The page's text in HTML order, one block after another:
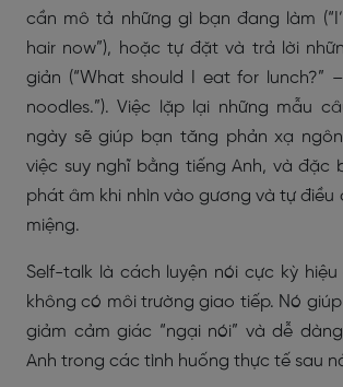
cần mô tả những gì bạn đang làm
hair now”), hoặc tự đặt và trả lời
giản (“What should I eat for lunch?”
noodles.”). Việc lặp lại những mẫu
ngày sẽ giúp bạn tăng phản xạ
việc suy nghĩ bằng tiếng Anh, và đặc
phát âm khi nhìn vào gương và tự điều
miệng.
Self-talk là cách luyện nói cực kỳ
không có môi trường giao tiếp. Nó
giảm cảm giác “ngại nói” và dễ
Anh trong các tình huống thực tế sau